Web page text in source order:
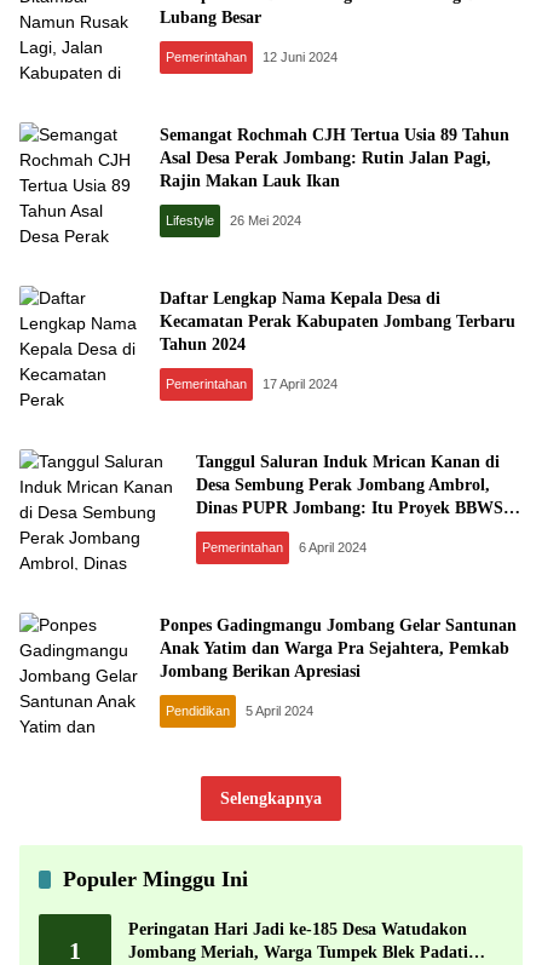
Lubang Besar
Pemerintahan 12 Juni 2024
Semangat Rochmah CJH Tertua Usia 89 Tahun
Asal Desa Perak Jombang: Rutin Jalan Pagi,
Rajin Makan Lauk Ikan
Lifestyle 26 Mei 2024
Daftar Lengkap Nama Kepala Desa di
Kecamatan Perak Kabupaten Jombang Terbaru
Tahun 2024
Pemerintahan 17 April 2024
Tanggul Saluran Induk Mrican Kanan di
Desa Sembung Perak Jombang Ambrol,
Dinas PUPR Jombang: Itu Proyek BBWS
Brantas
Pemerintahan 6 April 2024
Ponpes Gadingmangu Jombang Gelar Santunan
Anak Yatim dan Warga Pra Sejahtera, Pemkab
Jombang Berikan Apresiasi
Pendidikan 5 April 2024
Selengkapnya
Populer Minggu Ini
1
Peringatan Hari Jadi ke-185 Desa Watudakon
Jombang Meriah, Warga Tumpek Blek Padati